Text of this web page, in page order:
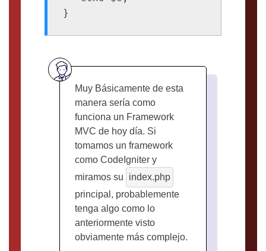
Muy Básicamente de esta
manera sería como
funciona un Framework
MVC de hoy día. Si
tomamos un framework
como CodeIgniter y
miramos su
index.php
principal, probablemente
tenga algo como lo
anteriormente visto
obviamente más complejo.